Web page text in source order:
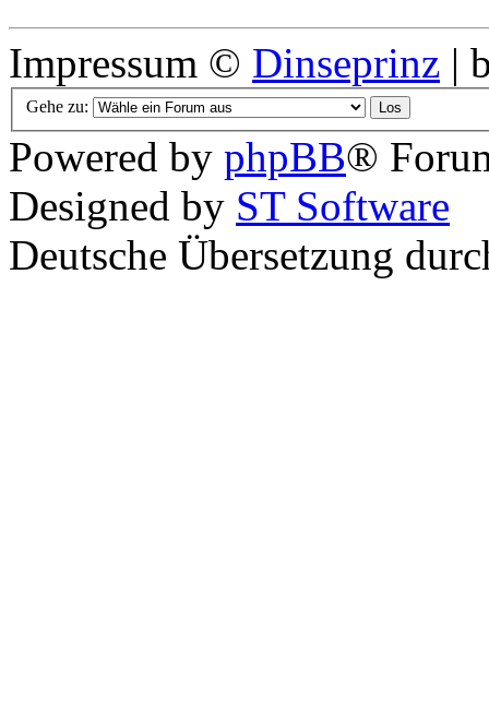
Impressum © Dinseprinz |
Gehe zu:
Powered by phpBB®
Designed by ST Software
Deutsche Übersetzung